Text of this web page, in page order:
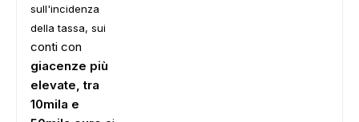
sull'incidenza
della tassa, sui
conti con
giacenze più
elevate, tra
10mila e